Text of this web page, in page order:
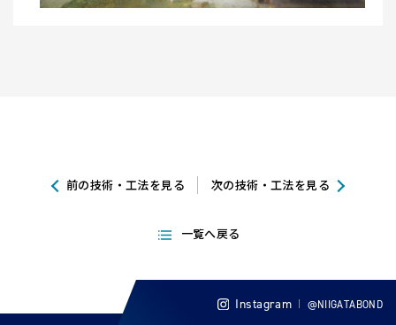
前の技術・工法を見る 次の技術・工法を見る
一覧へ戻る
Instagram @NIIGATABOND